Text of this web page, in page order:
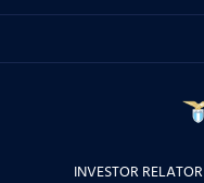
INVESTOR RELATOR